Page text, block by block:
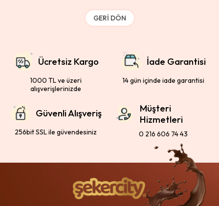
GERI DÖN
Ücretsiz Kargo
1000 TL ve üzeri
alışverişlerinizde
İade Garantisi
14 gün içinde iade garantisi
Güvenli Alışveriş
256bit SSL ile güvendesiniz
Müşteri
Hizmetleri
0 216 606 74 43